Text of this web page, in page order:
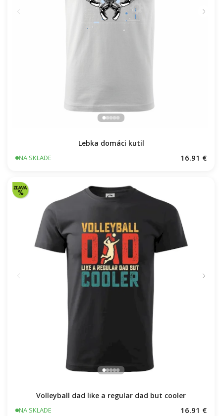
Lebka domáci kutil
NA SKLADE 16.91 €
Volleyball dad like a regular dad but cooler
NA SKLADE 16.91 €